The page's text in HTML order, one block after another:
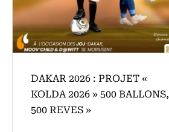
DAKAR 2026 : PROJET «
KOLDA 2026 » 500 BALLONS,
500 REVES »